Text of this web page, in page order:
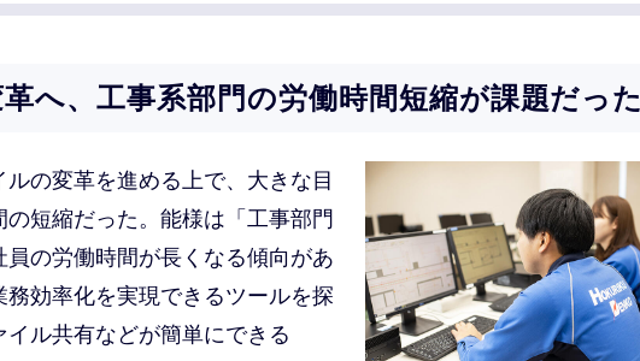
へ、工事系部門の労働時間短縮が課題だった
の変革を進める上で、大きな目
短縮だった。能様は「工事部門
の労働時間が長くなる傾向があ
効率化を実現できるツールを探
ル共有などが簡単にできる